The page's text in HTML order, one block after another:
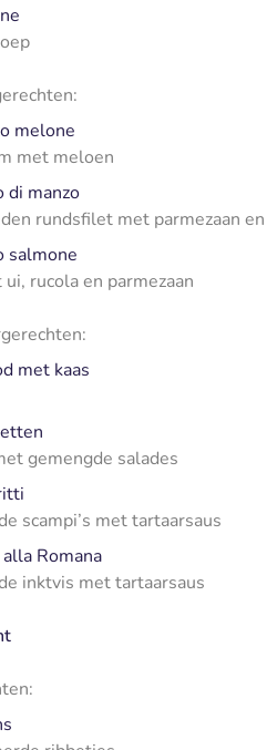
melone
met meloen
di manzo
rundsfilet met parmezaan
salmone
rucola en parmezaan
met kaas
gemengde salades
scampi’s met tartaarsaus
Romana
inktvis met tartaarsaus